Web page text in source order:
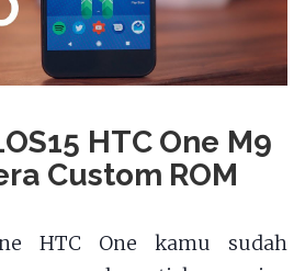
HTC One M9
Custom ROM
HTC One kamu sudah